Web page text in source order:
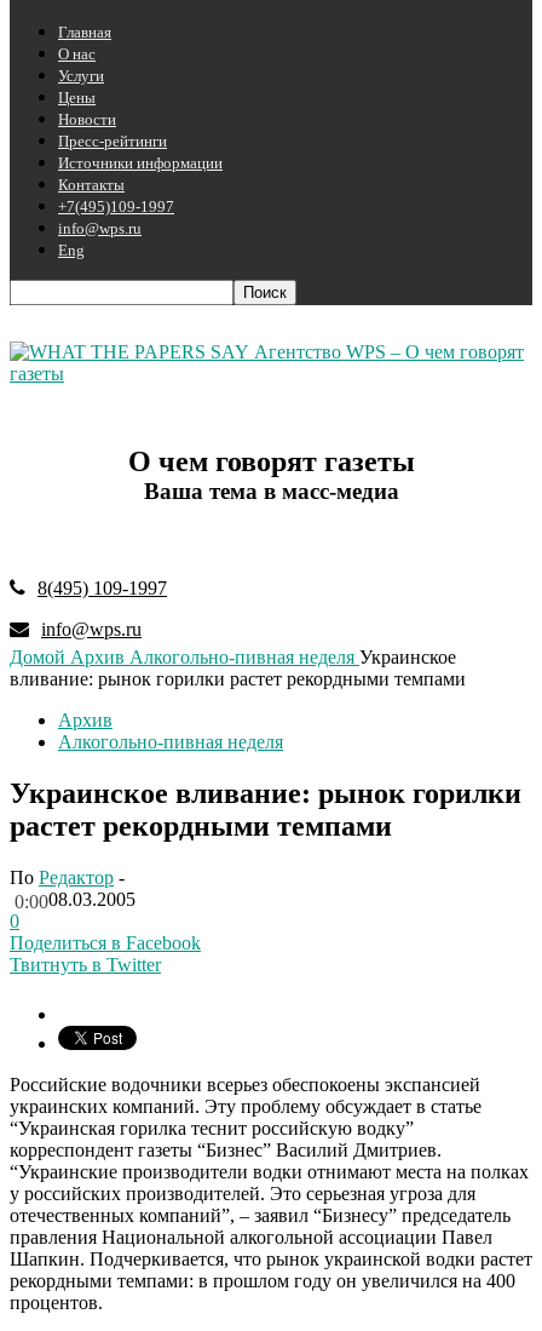
Главная
О нас
Услуги
Цены
Новости
Пресс-рейтинги
Источники информации
Контакты
+7(495)109-1997
info@wps.ru
Eng
Агентство WPS – О чем говорят
газеты
О чем говорят газеты
Ваша тема в масс-медиа
8(495) 109-1997
info@wps.ru
Домой Архив Алкогольно-пивная неделя Украинское
вливание: рынок горилки растет рекордными темпами
Архив
Алкогольно-пивная неделя
Украинское вливание: рынок горилки
растет рекордными темпами
По Редактор -
08.03.2005
0:00
0
Поделиться в Facebook
Твитнуть в Twitter
Российские водочники всерьез обеспокоены экспансией
украинских компаний. Эту проблему обсуждает в статье
“Украинская горилка теснит российскую водку”
корреспондент газеты “Бизнес” Василий Дмитриев.
“Украинские производители водки отнимают места на полках
у российских производителей. Это серьезная угроза для
отечественных компаний”, – заявил “Бизнесу” председатель
правления Национальной алкогольной ассоциации Павел
Шапкин. Подчеркивается, что рынок украинской водки растет
рекордными темпами: в прошлом году он увеличился на 400
процентов.